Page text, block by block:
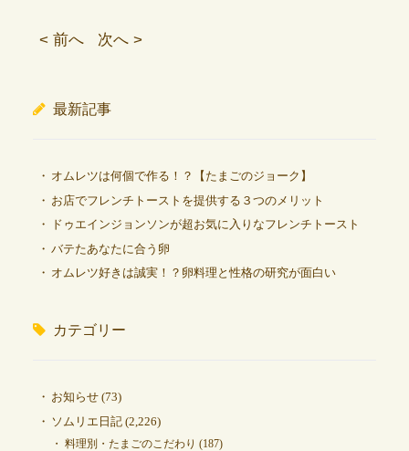
< 前へ 次へ >
最新記事
オムレツは何個で作る！？【たまごのジョーク】
お店でフレンチトーストを提供する３つのメリット
ドゥエインジョンソンが超お気に入りなフレンチトースト
バテたあなたに合う卵
オムレツ好きは誠実！？卵料理と性格の研究が面白い
カテゴリー
お知らせ(73)
ソムリエ日記(2,226)
料理別・たまごのこだわり (187)